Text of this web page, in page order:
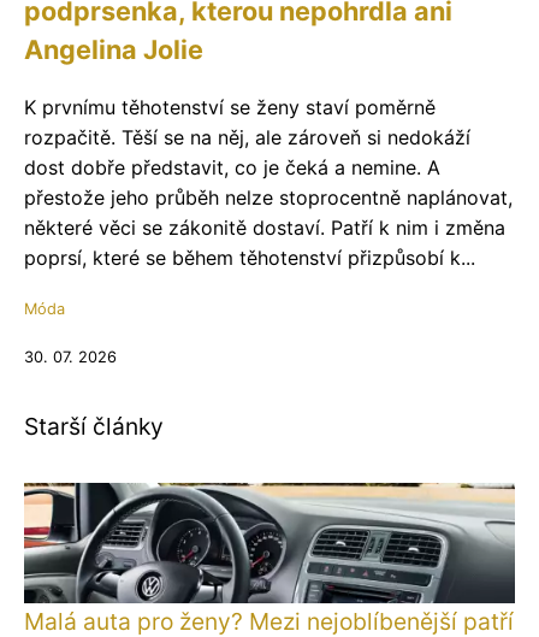
podprsenka, kterou nepohrdla ani
Angelina Jolie
K prvnímu těhotenství se ženy staví poměrně
rozpačitě. Těší se na něj, ale zároveň si nedokáží
dost dobře představit, co je čeká a nemine. A
přestože jeho průběh nelze stoprocentně naplánovat,
některé věci se zákonitě dostaví. Patří k nim i změna
poprsí, které se během těhotenství přizpůsobí k...
Móda
30. 07. 2026
Starší články
Malá auta pro ženy? Mezi nejoblíbenější patří